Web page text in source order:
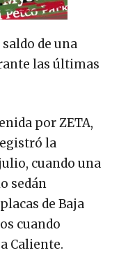
de una
las últimas
por ZETA,
la
cuando una
sedán
de Baja
cuando
Caliente.